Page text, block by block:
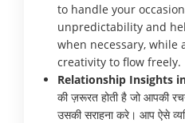
to handle your
unpredictability and
when necessary, while
creativity to flow freely.
Relationship Insights
की ज़रूरत होती है जो आपकी
उसकी सराहना करे। आप ऐसे